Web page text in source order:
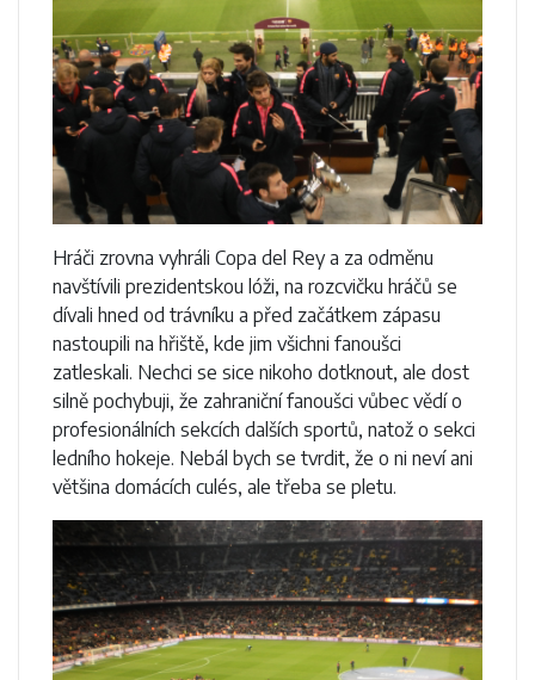
Hráči zrovna vyhráli Copa del Rey a za odměnu
navštívili prezidentskou lóži, na rozcvičku hráčů se
dívali hned od trávníku a před začátkem zápasu
nastoupili na hřiště, kde jim všichni fanoušci
zatleskali. Nechci se sice nikoho dotknout, ale dost
silně pochybuji, že zahraniční fanoušci vůbec vědí o
profesionálních sekcích dalších sportů, natož o sekci
ledního hokeje. Nebál bych se tvrdit, že o ni neví ani
většina domácích culés, ale třeba se pletu.